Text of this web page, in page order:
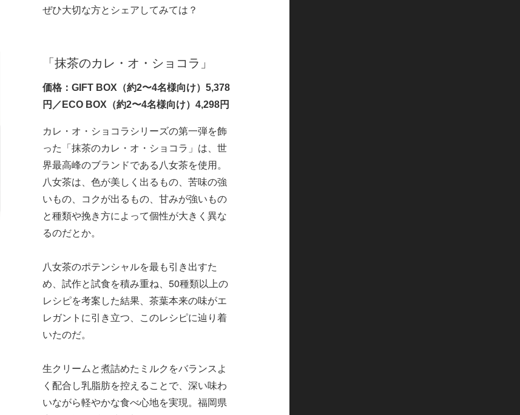
ぜひ大切な方とシェアしてみては？
「抹茶のカレ・オ・ショコラ」
価格：GIFT BOX（約2〜4名様向け）5,378
円／ECO BOX（約2〜4名様向け）4,298円
カレ・オ・ショコラシリーズの第一弾を飾
った「抹茶のカレ・オ・ショコラ」は、世
界最高峰のブランドである八女茶を使用。
八女茶は、色が美しく出るもの、苦味の強
いもの、コクが出るもの、甘みが強いもの
と種類や挽き方によって個性が大きく異な
るのだとか。
八女茶のポテンシャルを最も引き出すた
め、試作と試食を積み重ね、50種類以上の
レシピを考案した結果、茶葉本来の味がエ
レガントに引き立つ、このレシピに辿り着
いたのだ。
生クリームと煮詰めたミルクをバランスよ
く配合し乳脂肪を控えることで、深い味わ
いながら軽やかな食べ心地を実現。福岡県